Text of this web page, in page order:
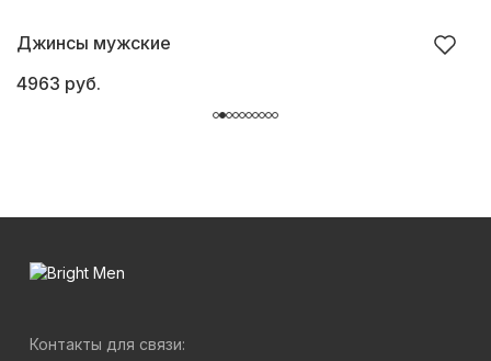
Джинсы мужские
4963 руб.
Контакты для связи: